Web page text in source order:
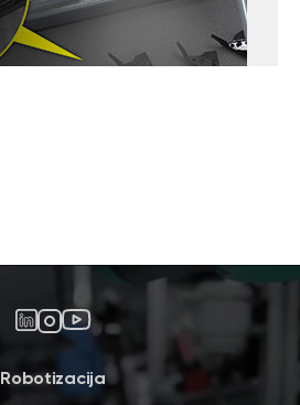
Robotizacija